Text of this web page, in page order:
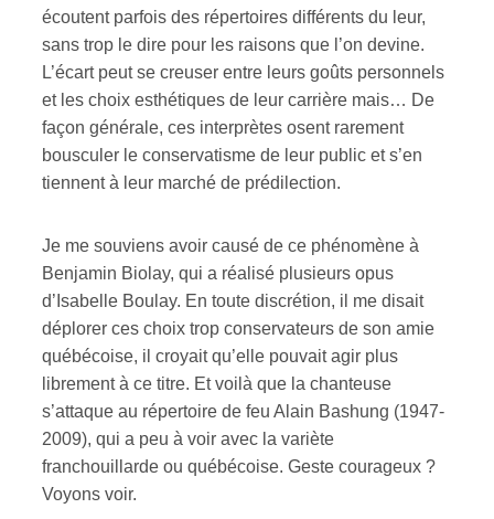
écoutent parfois des répertoires différents du leur,
sans trop le dire pour les raisons que l’on devine.
L’écart peut se creuser entre leurs goûts personnels
et les choix esthétiques de leur carrière mais… De
façon générale, ces interprètes osent rarement
bousculer le conservatisme de leur public et s’en
tiennent à leur marché de prédilection.
Je me souviens avoir causé de ce phénomène à
Benjamin Biolay, qui a réalisé plusieurs opus
d’Isabelle Boulay. En toute discrétion, il me disait
déplorer ces choix trop conservateurs de son amie
québécoise, il croyait qu’elle pouvait agir plus
librement à ce titre. Et voilà que la chanteuse
s’attaque au répertoire de feu Alain Bashung (1947-
2009), qui a peu à voir avec la variète
franchouillarde ou québécoise. Geste courageux ?
Voyons voir.